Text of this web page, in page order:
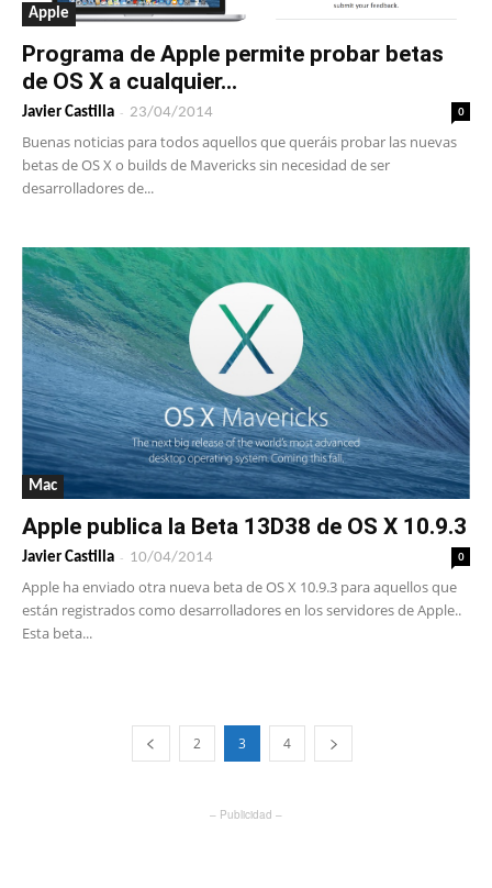
Apple
Programa de Apple permite probar betas
de OS X a cualquier...
Javier Castilla - 23/04/2014 0
Buenas noticias para todos aquellos que queráis probar las nuevas
betas de OS X o builds de Mavericks sin necesidad de ser
desarrolladores de...
Mac
Apple publica la Beta 13D38 de OS X 10.9.3
Javier Castilla - 10/04/2014 0
Apple ha enviado otra nueva beta de OS X 10.9.3 para aquellos que
están registrados como desarrolladores en los servidores de Apple..
Esta beta...
2 3 4
– Publicidad –